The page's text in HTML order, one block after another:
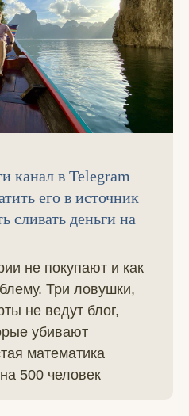
канал в Telegram
его в источник
сливать деньги на
не покупают и как
Три ловушки,
не ведут блог,
убивают
математика
500 человек